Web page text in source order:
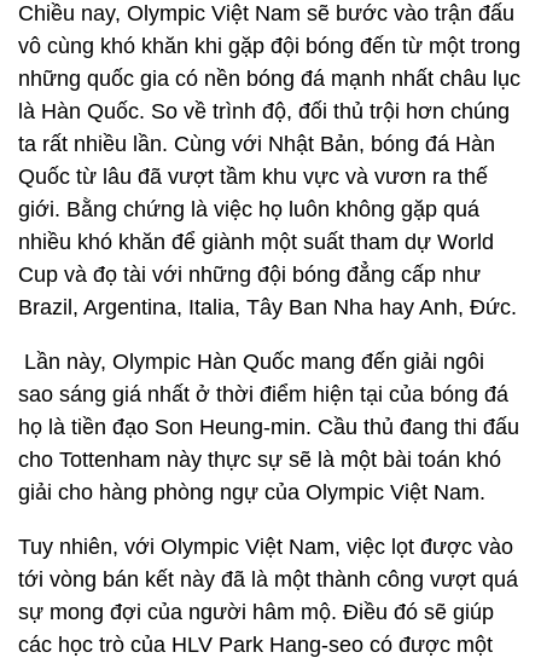
Chiều nay, Olympic Việt Nam sẽ bước vào trận đấu
vô cùng khó khăn khi gặp đội bóng đến từ một trong
những quốc gia có nền bóng đá mạnh nhất châu lục
là Hàn Quốc. So về trình độ, đối thủ trội hơn chúng
ta rất nhiều lần. Cùng với Nhật Bản, bóng đá Hàn
Quốc từ lâu đã vượt tầm khu vực và vươn ra thế
giới. Bằng chứng là việc họ luôn không gặp quá
nhiều khó khăn để giành một suất tham dự World
Cup và đọ tài với những đội bóng đẳng cấp như
Brazil, Argentina, Italia, Tây Ban Nha hay Anh, Đức.
Lần này, Olympic Hàn Quốc mang đến giải ngôi
sao sáng giá nhất ở thời điểm hiện tại của bóng đá
họ là tiền đạo Son Heung-min. Cầu thủ đang thi đấu
cho Tottenham này thực sự sẽ là một bài toán khó
giải cho hàng phòng ngự của Olympic Việt Nam.
Tuy nhiên, với Olympic Việt Nam, việc lọt được vào
tới vòng bán kết này đã là một thành công vượt quá
sự mong đợi của người hâm mộ. Điều đó sẽ giúp
các học trò của HLV Park Hang-seo có được một